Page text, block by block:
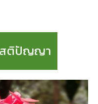
สติปัญญา